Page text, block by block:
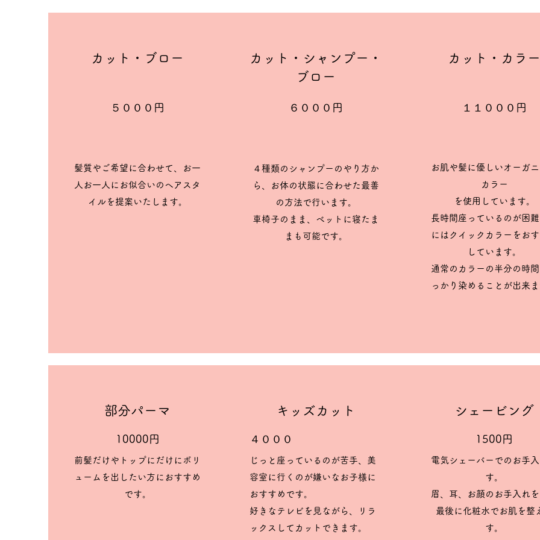
​カット・ブロー
​５０００円
​髪質やご希望に合わせて、お一
人お一人にお似合いのヘアスタ
イルを提案いたします。
​​カット・シャンプー・
ブロー
６０００​円
４種類のシャンプーのやり方か
ら、お体の状態に合わせた最善
の方法で行います。
車椅子のまま、ベットに寝たま
まも可能です。
カット・カラー
１１０００円
お肌や髪に優しいオーガニ
カラー
を使用しています。
長時間座っているのが困
にはクイックカラーをお
しています。
通常のカラーの半分の時
っかり染めることが出来ま
​​部分パーマ
​​10000円
前髪だけやトップにだけにボリ
ュームを出したい方にお​すすめ
です。
​​キッズカット
４０００
じっと座っているのが苦手、美
容室に行くのが嫌いなお子様に
おすすめです。
​好きなテレビを見ながら、リラ
ックスしてカットできます。
​​シェービング
​​1500円
電気シェーバーでのお手
す。
眉、耳、お顔のお手入れ
最後に化粧水でお肌を整
す。